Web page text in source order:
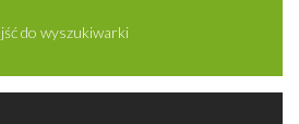
do wyszukiwarki